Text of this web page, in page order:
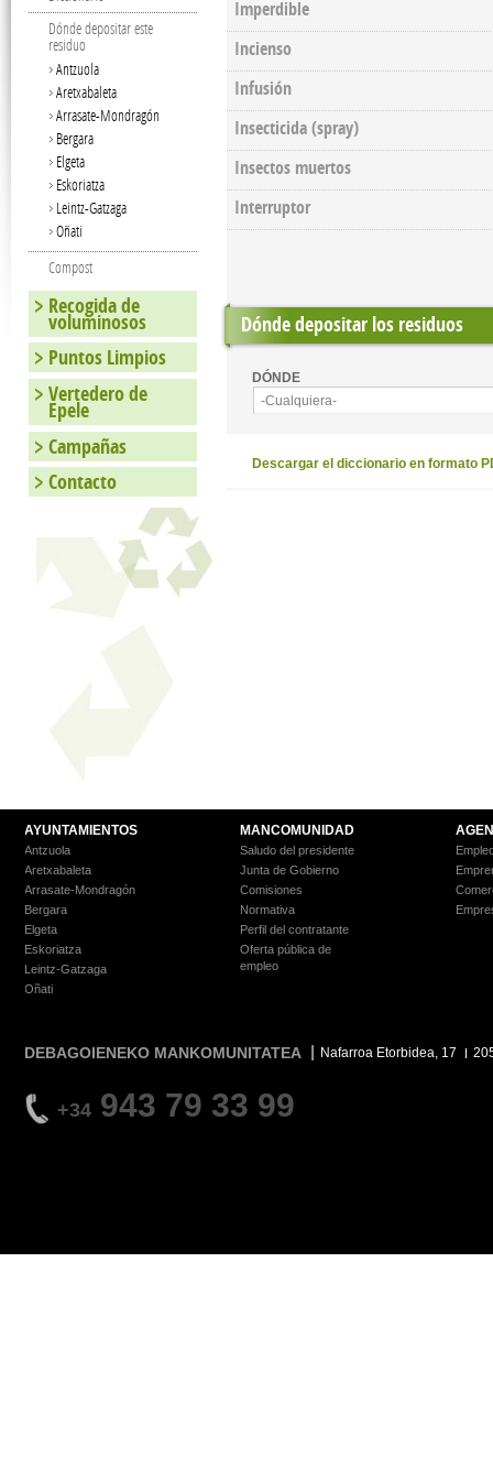
Imperdible
Incienso
Infusión
Insecticida (spray)
Insectos muertos
Interruptor
Dónde depositar los residuos
DÓNDE
-Cualquiera-
Descargar el diccionario en formato
Dónde depositar este
residuo
Antzuola
Aretxabaleta
Arrasate-Mondragón
Bergara
Elgeta
Eskoriatza
Leintz-Gatzaga
Oñati
Compost
Recogida de
voluminosos
Puntos Limpios
Vertedero de
Epele
Campañas
Contacto
AYUNTAMIENTOS
Antzuola
Aretxabaleta
Arrasate-Mondragón
Bergara
Elgeta
Eskoriatza
Leintz-Gatzaga
Oñati
MANCOMUNIDAD
Saludo del presidente
Junta de Gobierno
Comisiones
Normativa
Perfil del contratante
Oferta pública de
empleo
DEBAGOIENEKO MANKOMUNITATEA Nafarroa Etorbidea, 17
+34 943 79 33 99